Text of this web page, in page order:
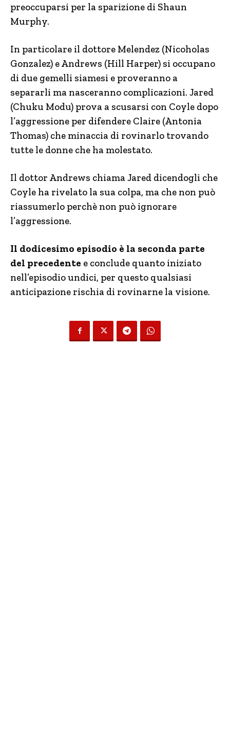
preoccuparsi per la sparizione di Shaun
Murphy.
In particolare il dottore Melendez (Nicoholas
Gonzalez) e Andrews (Hill Harper) si occupano
di due gemelli siamesi e proveranno a
separarli ma nasceranno complicazioni. Jared
(Chuku Modu) prova a scusarsi con Coyle dopo
l’aggressione per difendere Claire (Antonia
Thomas) che minaccia di rovinarlo trovando
tutte le donne che ha molestato.
Il dottor Andrews chiama Jared dicendogli che
Coyle ha rivelato la sua colpa, ma che non può
riassumerlo perchè non può ignorare
l’aggressione.
Il dodicesimo episodio è la seconda parte
del precedente e conclude quanto iniziato
nell’episodio undici, per questo qualsiasi
anticipazione rischia di rovinarne la visione.